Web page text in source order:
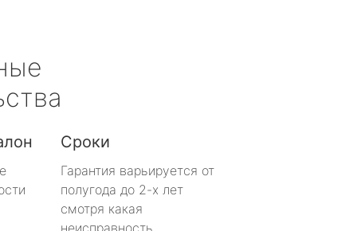
Сроки
Гарантия варьируется от
полугода до 2-х лет
смотря какая
неисправность.